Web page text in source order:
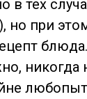
тех
но при
никогда